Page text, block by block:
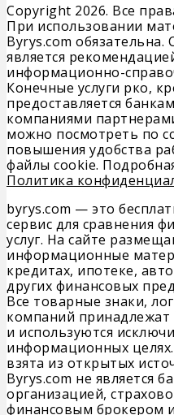
Copyright 2026. Все
При использовании
Byrys.com
является
информационно-
Конечные услуги рко,
предоставляется
компаниями
можно посмотреть по
повышения удобства
файлы cookie.
Политика
byrys.com — это
сервис для сравнения
услуг. На сайте
информационные
кредитах, ипотеке,
других финансовых
Все товарные знаки,
компаний
и используются
информационных
взята из открытых
Byrys.com не является
организацией,
финансовым брокером